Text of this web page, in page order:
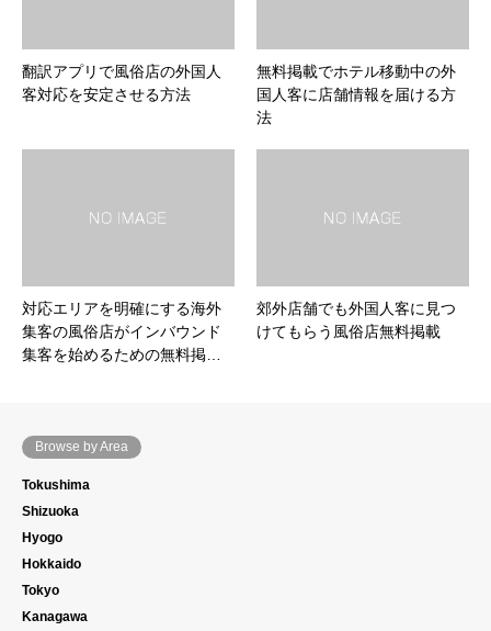
翻訳アプリで風俗店の外国人
客対応を安定させる方法
無料掲載でホテル移動中の外
国人客に店舗情報を届ける方
法
対応エリアを明確にする海外
集客の風俗店がインバウンド
集客を始めるための無料掲…
郊外店舗でも外国人客に見つ
けてもらう風俗店無料掲載
Browse by Area
Tokushima
Shizuoka
Hyogo
Hokkaido
Tokyo
Kanagawa